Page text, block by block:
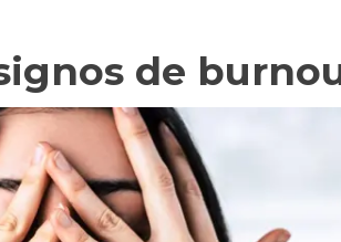
de